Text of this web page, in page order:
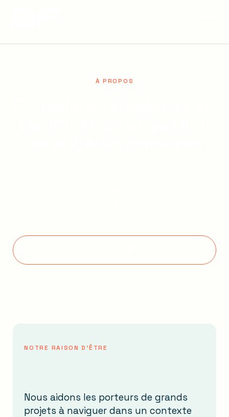
À PROPOS
NOTRE RAISON D'ÊTRE
Nous aidons les porteurs de grands
projets à naviguer dans un contexte